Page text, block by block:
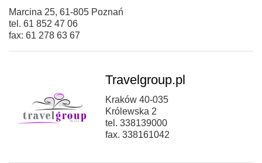
Marcina 25, 61-805 Poznań
tel. 61 852 47 06
fax: 61 278 63 67
Travelgroup.pl
Kraków 40-035
Królewska 2
tel. 338139000
fax. 338161042